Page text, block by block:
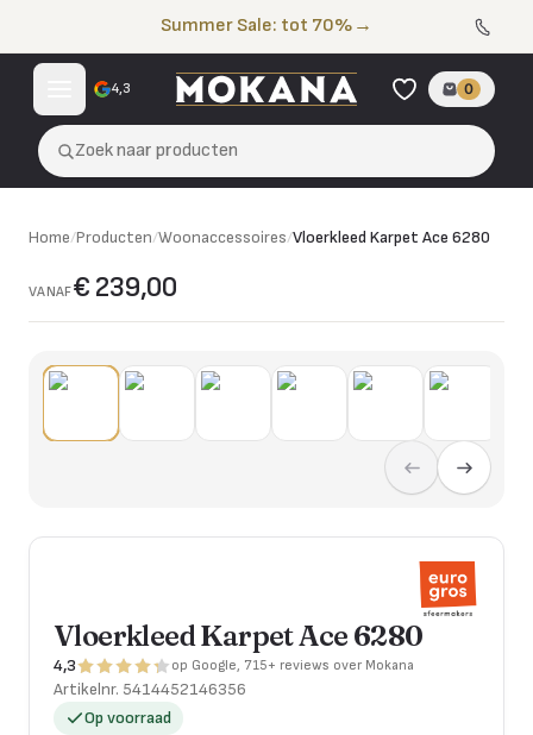
Summer Sale: tot 70% →
4,3 0
Zoek naar producten
Home/Producten/Woonaccessoires/Vloerkleed Karpet Ace 6280
VANAF€ 239,00
Vloerkleed Karpet Ace 6280
4,3 op Google, 715+ reviews over Mokana
Artikelnr. 5414452146356
Op voorraad